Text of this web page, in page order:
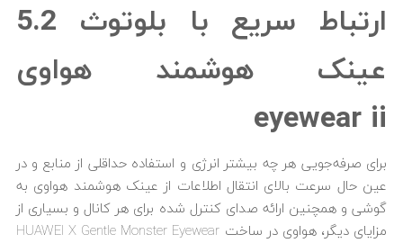
ارتباط سریع با بلوتوث 5.2
عینک هوشمند هواوی
eyewear ii
برای صرفه‌جویی هر چه بیشتر انرژی و استفاده حداقلی از منابع و در
عین حال سرعت بالای انتقال اطلاعات از عینک هوشمند هواوی به
گوشی و همچنین ارائه صدای کنترل شده برای هر کانال و بسیاری از
مزایای دیگر، هواوی در ساخت HUAWEI X Gentle Monster Eyewear